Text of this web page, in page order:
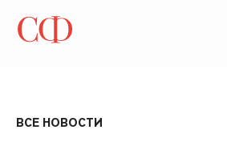
ВСЕ НОВОСТИ